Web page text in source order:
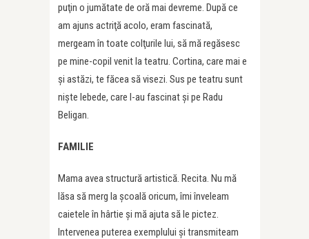
puţin o jumătate de oră mai devreme. După ce
am ajuns actriţă acolo, eram fascinată,
mergeam în toate colţurile lui, să mă regăsesc
pe mine-copil venit la teatru. Cortina, care mai e
şi astăzi, te făcea să visezi. Sus pe teatru sunt
nişte lebede, care l-au fascinat şi pe Radu
Beligan.
FAMILIE
Mama avea structură artistică. Recita. Nu mă
lăsa să merg la şcoală oricum, îmi înveleam
caietele în hârtie şi mă ajuta să le pictez.
Intervenea puterea exemplului şi transmiteam